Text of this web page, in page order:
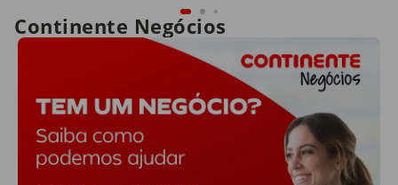
Continente Negócios